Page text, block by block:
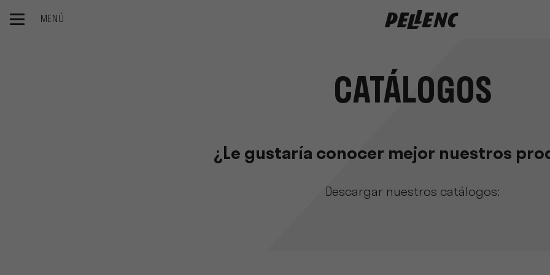
MENÚ
CATÁLOGOS
¿Le gustaría conocer mejor nuestros
Descargar nuestros catálogos: